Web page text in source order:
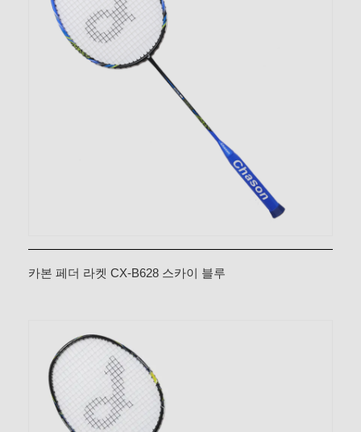
카본 페더 라켓 CX-B628 스카이 블루